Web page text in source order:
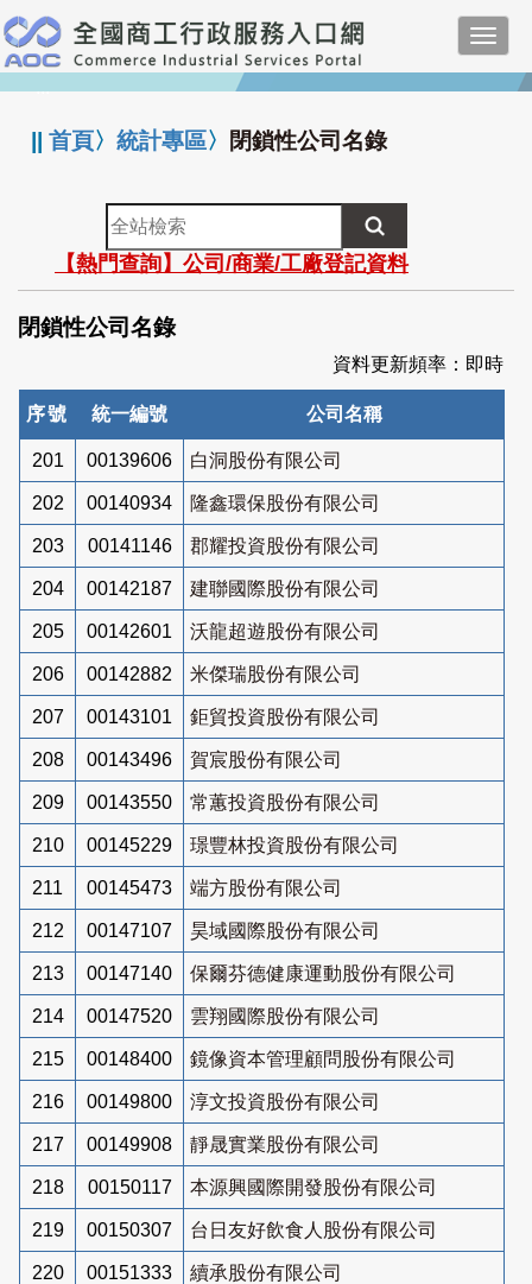
跳
到
主
要
:::
||首頁〉統計專區〉 閉鎖性公司名錄
全
站
檢
索
【熱門查詢】公司/商業/工廠登記資料
閉鎖性公司名錄
資料更新頻率：即時
序號 統一編號 公司名稱
201 00139606 白洞股份有限公司
202 00140934 隆鑫環保股份有限公司
203 00141146 郡耀投資股份有限公司
204 00142187 建聯國際股份有限公司
205 00142601 沃龍超遊股份有限公司
206 00142882 米傑瑞股份有限公司
207 00143101 鉅貿投資股份有限公司
208 00143496 賀宸股份有限公司
209 00143550 常蕙投資股份有限公司
210 00145229 璟豐林投資股份有限公司
211 00145473 端方股份有限公司
212 00147107 昊域國際股份有限公司
213 00147140 保爾芬德健康運動股份有限公司
214 00147520 雲翔國際股份有限公司
215 00148400 鏡像資本管理顧問股份有限公司
216 00149800 淳文投資股份有限公司
217 00149908 靜晟實業股份有限公司
218 00150117 本源興國際開發股份有限公司
219 00150307 台日友好飲食人股份有限公司
220 00151333 續承股份有限公司